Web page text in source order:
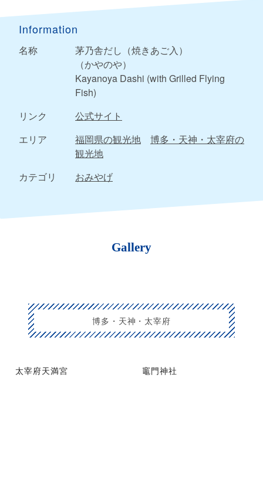
Information
名称
茅乃舎だし（焼きあご入）
（かやのや）
Kayanoya Dashi (with Grilled Flying
Fish)
リンク
公式サイト
エリア
福岡県の観光地
博多・天神・太宰府の
観光地
カテゴリ
おみやげ
Gallery
博多・天神・太宰府
太宰府天満宮 竈門神社